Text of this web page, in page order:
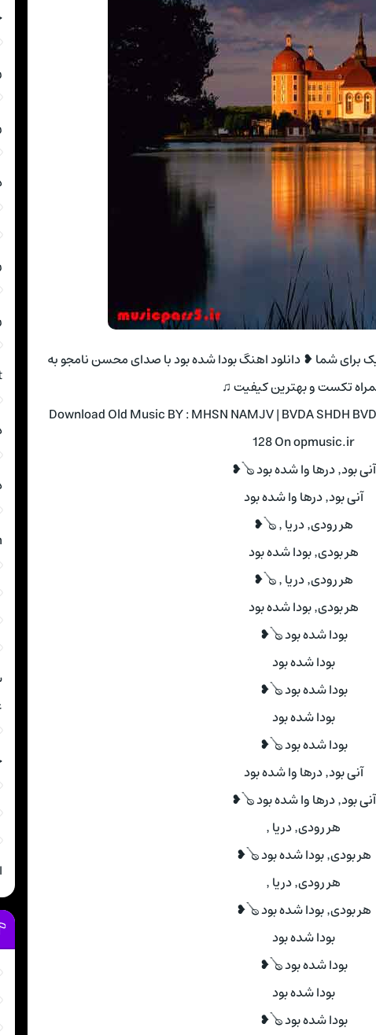
برای شما ❥ دانلود اهنگ بودا شده بود با صدای محسن نامجو به
تکست و بهترین کیفیت ♫
Download Old Music BY : MHSN NAMJV | BVDA SHDH
128 On opmusic.ir
آنی بود٬ درها وا شده بود 🪕❥
آنی بود٬ درها وا شده بود
هر رودی٬ دریا ٬ 🪕❥
هر بودی٬ بودا شده بود
هر رودی٬ دریا ٬ 🪕❥
هر بودی٬ بودا شده بود
بودا شده بود 🪕❥
بودا شده بود
بودا شده بود 🪕❥
بودا شده بود
بودا شده بود 🪕❥
آنی بود٬ درها وا شده بود
آنی بود٬ درها وا شده بود 🪕❥
هر رودی٬ دریا ٬
هر بودی٬ بودا شده بود 🪕❥
هر رودی٬ دریا ٬
هر بودی٬ بودا شده بود 🪕❥
بودا شده بود
بودا شده بود 🪕❥
بودا شده بود
بودا شده بود 🪕❥